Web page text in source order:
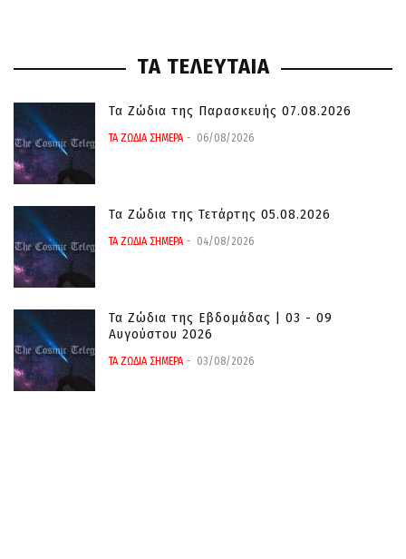
ΤΑ ΤΕΛΕΥΤΑΙΑ
Τα Ζώδια της Παρασκευής 07.08.2026
ΤΑ ΖΩΔΙΑ ΣΗΜΕΡΑ 06/08/2026
Τα Ζώδια της Τετάρτης 05.08.2026
ΤΑ ΖΩΔΙΑ ΣΗΜΕΡΑ 04/08/2026
Τα Ζώδια της Εβδομάδας | 03 - 09
Αυγούστου 2026
ΤΑ ΖΩΔΙΑ ΣΗΜΕΡΑ 03/08/2026